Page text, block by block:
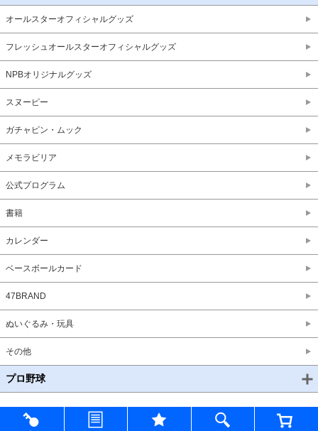
オールスターオフィシャルグッズ
フレッシュオールスターオフィシャルグッズ
NPBオリジナルグッズ
スヌーピー
ガチャピン・ムック
メモラビリア
公式プログラム
書籍
カレンダー
ベースボールカード
47BRAND
ぬいぐるみ・玩具
その他
プロ野球